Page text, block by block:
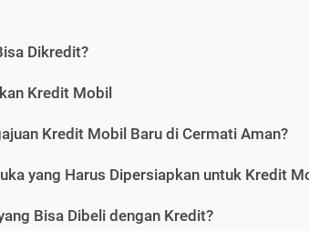
Dikredit?
Kredit Mobil
Kredit Mobil Baru di Cermati Aman?
yang Harus Dipersiapkan untuk Kredit
Bisa Dibeli dengan Kredit?